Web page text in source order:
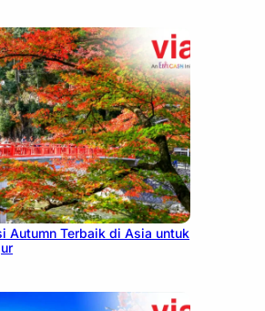
Autumn Terbaik di Asia untuk